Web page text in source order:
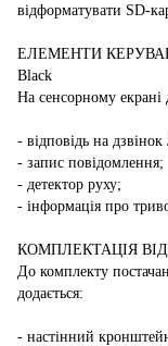
відформатувати SD-
ЕЛЕМЕНТИ
Black
На сенсорному
- відповідь на
- запис повідомлення;
- детектор руху;
- інформація про
КОМПЛЕКТАЦІЯ
До комплекту
додається:
- настінний